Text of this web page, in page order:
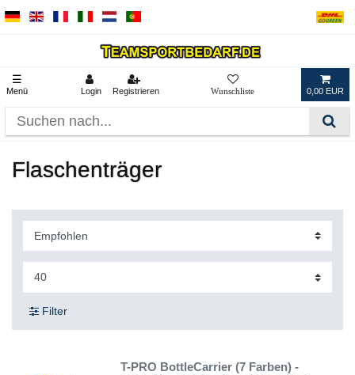
☰
Menü Login Registrieren 0,00 EUR
Flaschenträger
Filter
T-PRO BottleCarrier (7 Farben) -